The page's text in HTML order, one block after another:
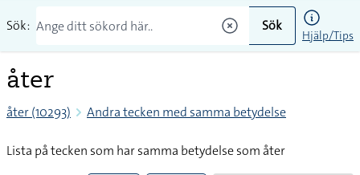
Sök: Sök
Hjälp/Tips
åter
åter (10293) Andra tecken med samma betydelse
Lista på tecken som har samma betydelse som åter